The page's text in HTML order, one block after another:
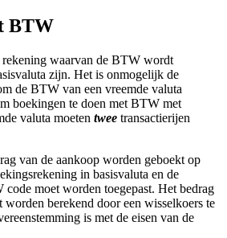
BTW
waarvan de BTW wordt
zijn. Het is onmogelijk de
de BTW van een vreemde valuta
boekingen te doen met BTW met
valuta moeten twee transactierijen
van de aankoop worden geboekt op
in basisvaluta en de
moet worden toegepast. Het bedrag
worden berekend door een wisselkoers te
is met de eisen van de